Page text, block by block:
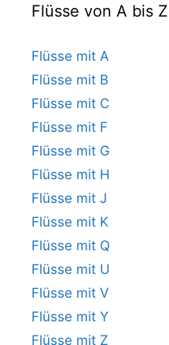
Flüsse von A bis Z
Flüsse mit A
Flüsse mit B
Flüsse mit C
Flüsse mit F
Flüsse mit G
Flüsse mit H
Flüsse mit J
Flüsse mit K
Flüsse mit Q
Flüsse mit U
Flüsse mit V
Flüsse mit Y
Flüsse mit Z